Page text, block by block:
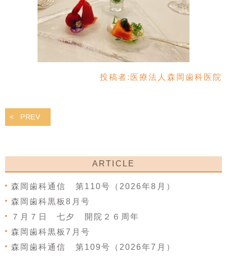
投稿者: 医療法人森岡歯科医院
PREV
ARTICLE
森岡歯科通信 第110号（2026年8月）
森岡歯科黒板8月号
７月７日 七夕 開院２６周年
森岡歯科黒板7月号
森岡歯科通信 第109号（2026年7月）